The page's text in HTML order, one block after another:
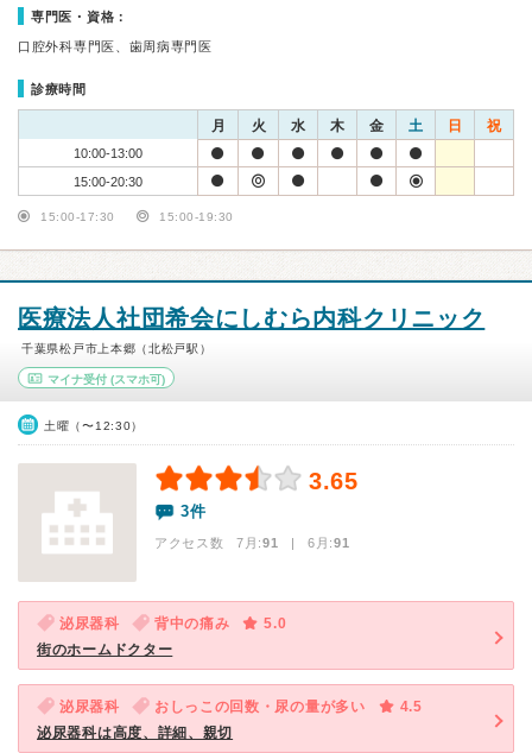
専門医・資格：
口腔外科専門医、歯周病専門医
診療時間
月 火 水 木 金 土 日 祝
10:00-13:00
15:00-20:30
15:00-17:30 15:00-19:30
医療法人社団希会にしむら内科クリニック
千葉県松戸市上本郷（北松戸駅）
マイナ受付 (スマホ可)
土曜（〜12:30）
3.65
3件
アクセス数 7月:91 | 6月:91
泌尿器科 背中の痛み
5.0
街のホームドクター
泌尿器科 おしっこの回数・尿の量が多い
4.5
泌尿器科は高度、詳細、親切